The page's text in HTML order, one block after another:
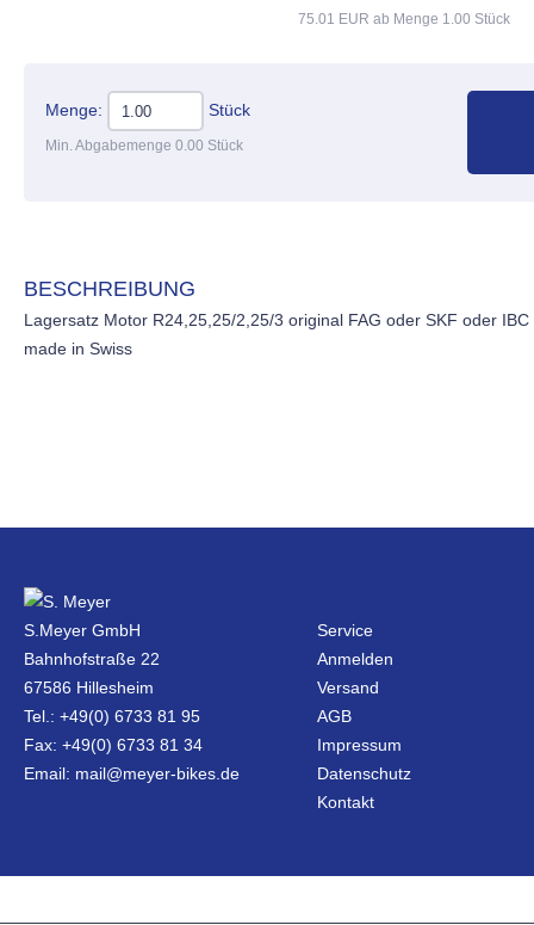
75.01 EUR ab Menge 1.00 Stück
Menge: Stück
Min. Abgabemenge 0.00 Stück
BESCHREIBUNG
Lagersatz Motor R24,25,25/2,25/3 original FAG oder SKF oder IBC
made in Swiss
S.Meyer GmbH
Bahnhofstraße 22
67586 Hillesheim
Tel.: +49(0) 6733 81 95
Fax: +49(0) 6733 81 34
Email: mail@meyer-bikes.de
Service
Anmelden
Versand
AGB
Impressum
Datenschutz
Kontakt